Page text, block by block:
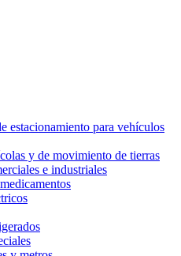
estacionamiento para vehículos
y de movimiento de tierras
e industriales